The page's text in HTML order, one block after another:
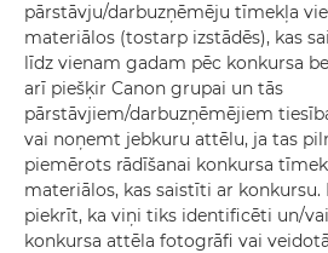
pārstāvju/darbuzņēmēju tīmekļa
materiālos (tostarp izstādēs), kas
līdz vienam gadam pēc konkursa
arī piešķir Canon grupai un tās
pārstāvjiem/darbuzņēmējiem
vai noņemt jebkuru attēlu, ja tas
piemērots rādīšanai konkursa
materiālos, kas saistīti ar
piekrīt, ka viņi tiks identificēti un/
konkursa attēla fotogrāfi vai